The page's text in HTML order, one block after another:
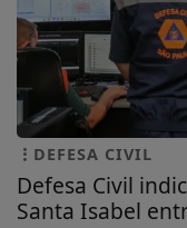
DEFESA CIVIL
Defesa Civil
Santa Isabel